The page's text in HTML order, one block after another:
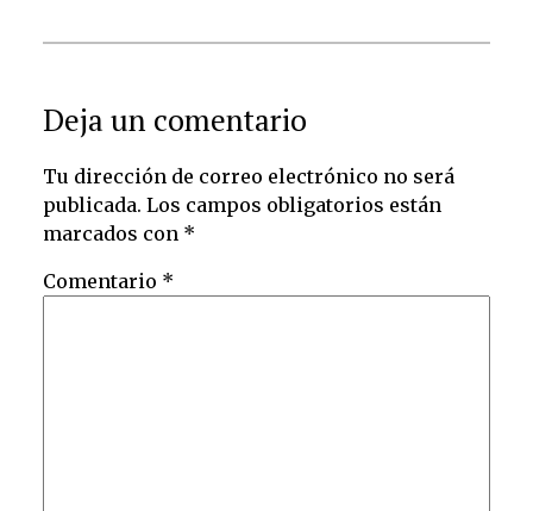
Deja un comentario
Tu dirección de correo electrónico no será
publicada. Los campos obligatorios están
marcados con *
Comentario *